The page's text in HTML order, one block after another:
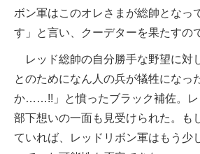
ボン軍はこのオレさまが総帥となっ
す」と言い、クーデターを果たすの
レッド総帥の自分勝手な野望に対
とのためになん人の兵が犠牲になっ
か……!!」と憤ったブラック補佐。レ
部下想いの一面も見受けられた。も
ていれば、レッドリボン軍はもう少